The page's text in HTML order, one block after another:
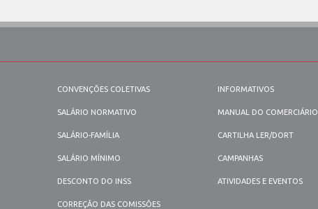
CONVENÇÕES COLETIVAS
SALÁRIO NORMATIVO
SALÁRIO-FAMÍLIA
SALÁRIO MÍNIMO
DESCONTO DO INSS
CORREÇÃO DAS COMISSÕES
INFORMATIVOS
MANUAL DO COMERCIÁRIO
CARTILHA LER/DORT
CAMPANHAS
ATIVIDADES E EVENTOS